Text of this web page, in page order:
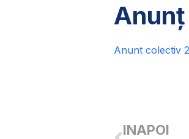
Anunt colectiv
INAPOI